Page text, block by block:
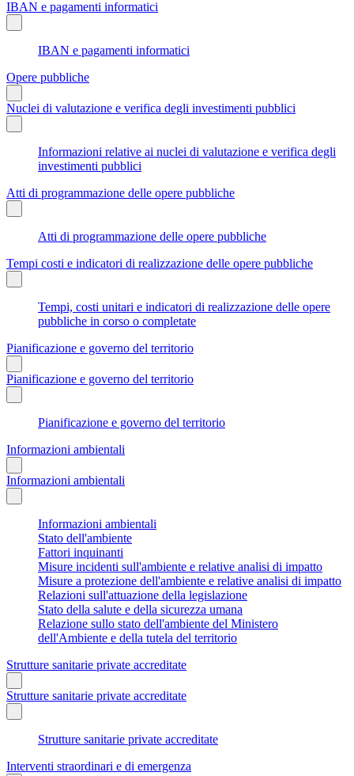
IBAN e pagamenti informatici
IBAN e pagamenti informatici
Opere pubbliche
Nuclei di valutazione e verifica degli investimenti pubblici
Informazioni relative ai nuclei di valutazione e verifica degli
investimenti pubblici
Atti di programmazione delle opere pubbliche
Atti di programmazione delle opere pubbliche
Tempi costi e indicatori di realizzazione delle opere pubbliche
Tempi, costi unitari e indicatori di realizzazione delle opere
pubbliche in corso o completate
Pianificazione e governo del territorio
Pianificazione e governo del territorio
Pianificazione e governo del territorio
Informazioni ambientali
Informazioni ambientali
Informazioni ambientali
Stato dell'ambiente
Fattori inquinanti
Misure incidenti sull'ambiente e relative analisi di impatto
Misure a protezione dell'ambiente e relative analisi di impatto
Relazioni sull'attuazione della legislazione
Stato della salute e della sicurezza umana
Relazione sullo stato dell'ambiente del Ministero
dell'Ambiente e della tutela del territorio
Strutture sanitarie private accreditate
Strutture sanitarie private accreditate
Strutture sanitarie private accreditate
Interventi straordinari e di emergenza